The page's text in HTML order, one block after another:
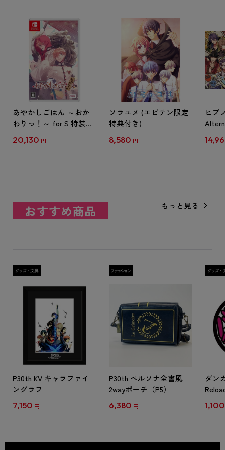
あやかしごはん ～おか
わりっ！～ for S 特装版
20,130 円
ソラユメ (エビテン限定
特典付き)
8,580 円
ヒプ
パッ
おすすめ商品
P30th KV キャラファイ
ングラフ
7,150 円
P30th ペルソナ全書風
2wayポーチ（P5）
6,380 円
ダン
ルマ
1,100